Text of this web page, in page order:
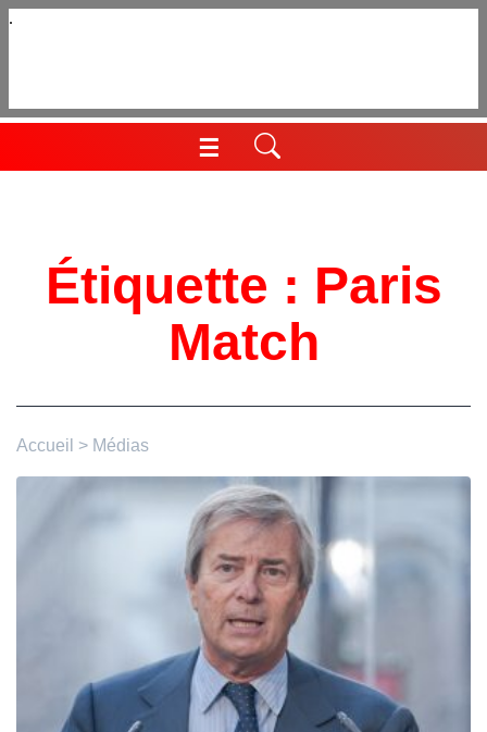
Aller
☰
Menu
Étiquette : Paris
Match
Accueil > Médias